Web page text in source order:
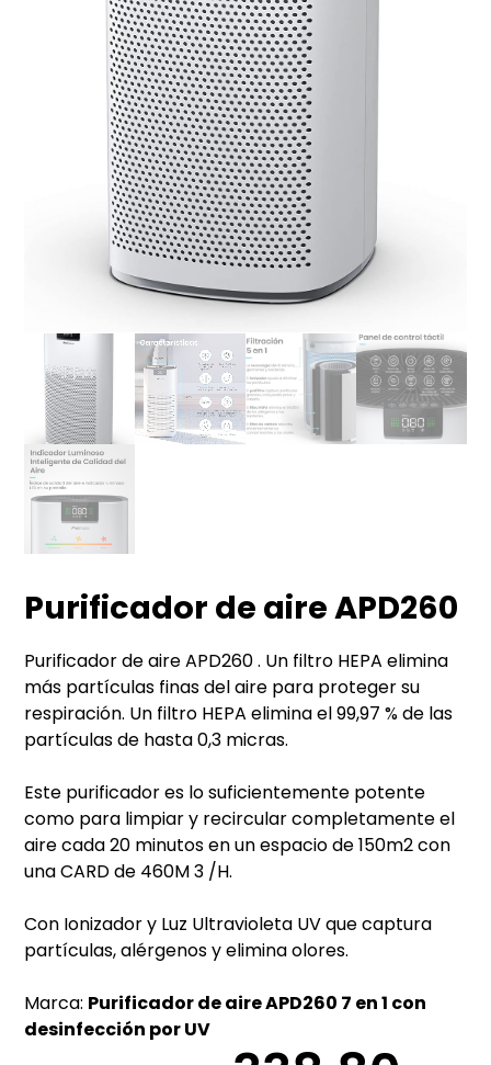
Purificador de aire APD260
Purificador de aire APD260 . Un filtro HEPA elimina
más partículas finas del aire para proteger su
respiración. Un filtro HEPA elimina el 99,97 % de las
partículas de hasta 0,3 micras.
Este purificador es lo suficientemente potente
como para limpiar y recircular completamente el
aire cada 20 minutos en un espacio de 150m2 con
una CARD de 460M 3 /H.
Con Ionizador y Luz Ultravioleta UV que captura
partículas, alérgenos y elimina olores.
Marca: Purificador de aire APD260 7 en 1 con
desinfección por UV